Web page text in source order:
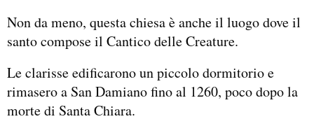
Non da meno, questa chiesa è anche il luogo dove il
santo compose il Cantico delle Creature.
Le clarisse edificarono un piccolo dormitorio e
rimasero a San Damiano fino al 1260, poco dopo la
morte di Santa Chiara.